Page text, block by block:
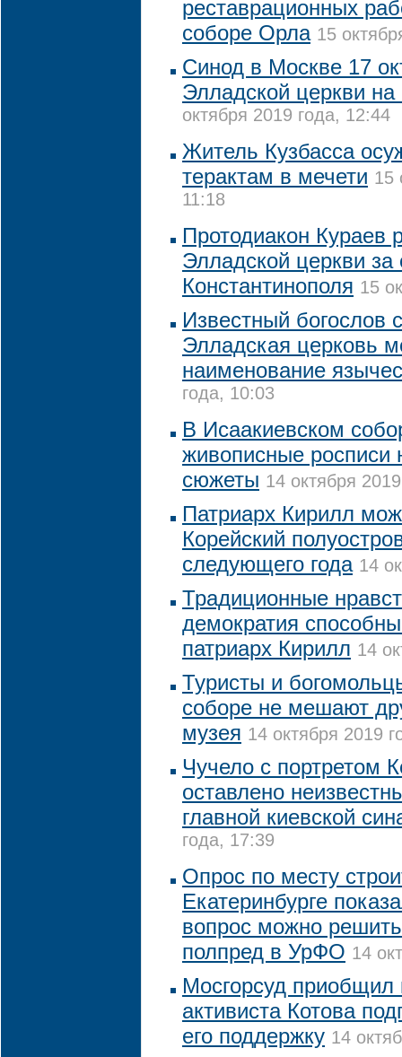
реставрационных
соборе Орла 15
Синод в Москве 17
Элладской церкви
октября 2019 года, 12:44
Житель Кузбасса
терактам в мечети 15
11:18
Протодиакон Кураев
Элладской церкви за
Константинополя 15
Известный богослов
Элладская церковь
наименование
года, 10:03
В Исаакиевском
живописные росписи
сюжеты 14 октября
Патриарх Кирилл
Корейский
следующего года 14
Традиционные
демократия
патриарх Кирилл 14
Туристы и
соборе не мешают
музея 14 октября 2019
Чучело с портретом
оставлено
главной киевской
года, 17:39
Опрос по месту
Екатеринбурге
вопрос можно
полпред в УрФО 14
Мосгорсуд приобщил
активиста Котова
его поддержку 14